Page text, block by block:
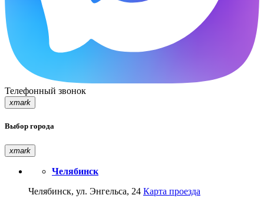
Телефонный звонок
xmark
Выбор города
xmark
Челябинск
Челябинск, ул. Энгельса, 24 Карта проезда